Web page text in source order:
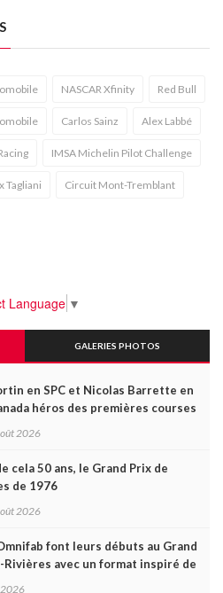
NASCAR Xfinity Red Bull
Carlos Sainz Alex Labbé
IMSA Michelin Pilot Challenge
Tagliani Circuit Mont-Tremblant
Language ▼
GALERIES PHOTOS
en SPC et Nicolas Barrette en
héros des premières courses
2026
cela 50 ans, le Grand Prix de
de 1976
2026
font leurs débuts au Grand
Rivières avec un format inspiré de
2026